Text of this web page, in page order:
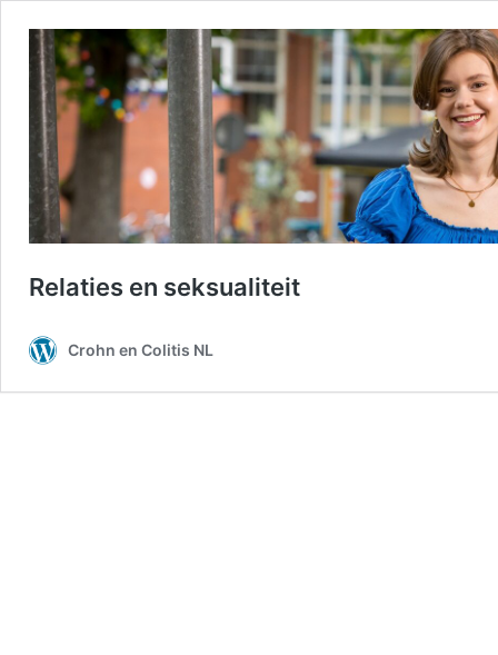
Relaties en seksualiteit
Crohn en Colitis NL